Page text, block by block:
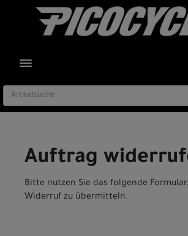
TOGGLE NAVIGATION
Auftrag
Bitte nutzen Sie das folgende
Widerruf zu übermitteln.